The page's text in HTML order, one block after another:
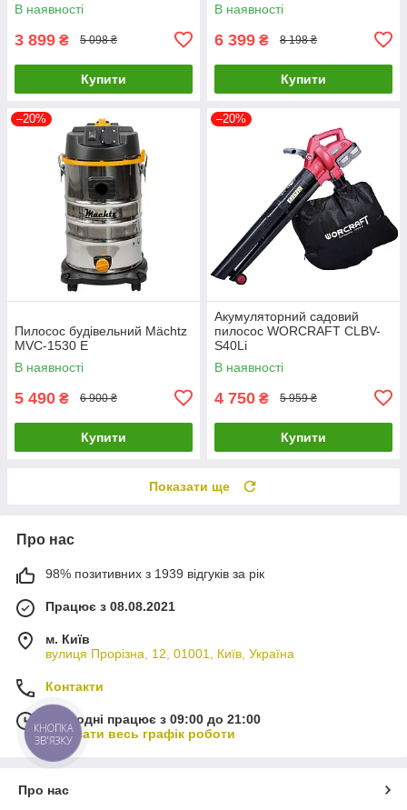
В наявності
3 899 ₴ 5 098 ₴
Купити
В наявності
6 399 ₴ 8 198 ₴
Купити
–20%
Пилосос будівельний Mächtz
MVC‑1530 Е
В наявності
5 490 ₴ 6 900 ₴
Купити
–20%
Акумуляторний садовий
пилосос WORCRAFT CLBV-
S40Li
В наявності
4 750 ₴ 5 959 ₴
Купити
Показати ще
Про нас
98% позитивних з 1939 відгуків за рік
Працює з 08.08.2021
м. Київ
вулиця Прорізна, 12, 01001, Київ, Україна
Контакти
Сьогодні працює з 09:00 до 21:00
Показати весь графік роботи
Про нас
КНОПКА
ЗВ'ЯЗКУ